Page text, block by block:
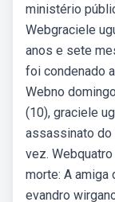
ministério
Webgraciele
anos e sete
foi condenado
Webno
(10), graciele
assassinato do
vez.
morte: A amiga
evandro